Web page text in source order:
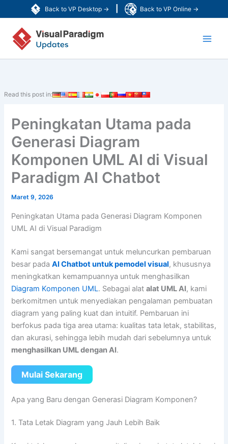
Back to VP Desktop → Back to VP Online →
ke
konten
Read this post in:
Peningkatan Utama pada
Generasi Diagram
Komponen UML AI di Visual
Paradigm AI Chatbot
Maret 9, 2026
Peningkatan Utama pada Generasi Diagram Komponen
UML AI di Visual Paradigm
Kami sangat bersemangat untuk meluncurkan pembaruan
besar padaAI Chatbot untuk pemodel visual, khususnya
meningkatkan kemampuannya untuk menghasilkan
Diagram Komponen UML. Sebagai alatalat UML AI, kami
berkomitmen untuk menyediakan pengalaman pembuatan
diagram yang paling kuat dan intuitif. Pembaruan ini
berfokus pada tiga area utama: kualitas tata letak, stabilitas,
dan akurasi, sehingga lebih mudah dari sebelumnya untuk
menghasilkan UML dengan AI.
Mulai Sekarang
Apa yang Baru dengan Generasi Diagram Komponen?
1. Tata Letak Diagram yang Jauh Lebih Baik